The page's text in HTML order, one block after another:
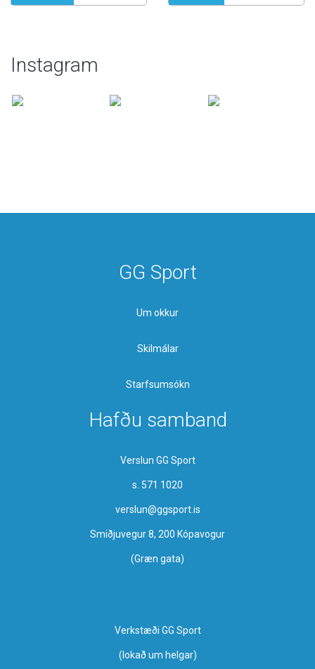
Instagram
GG Sport
Um okkur
Skilmálar
Starfsumsókn
Hafðu samband
Verslun GG Sport
s. 571 1020
verslun@ggsport.is
Smiðjuvegur 8, 200 Kópavogur
(Græn gata)
Verkstæði GG Sport
​(lokað um helgar)